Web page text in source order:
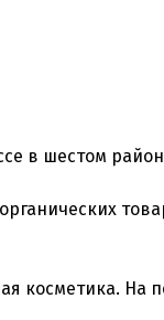
в шестом
косметика. На